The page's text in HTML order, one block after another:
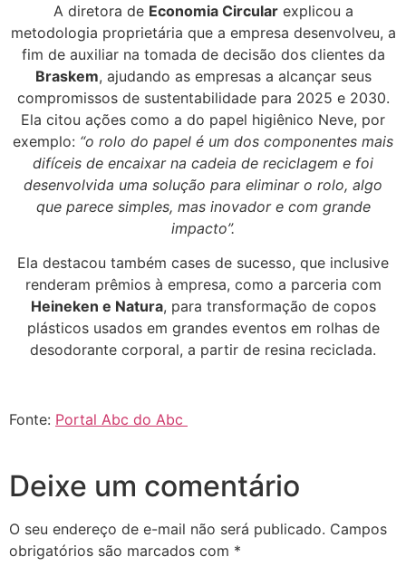
A diretora de Economia Circularexplicou a
metodologia proprietária que a empresa desenvolveu, a
fim de auxiliar na tomada de decisão dos clientes da
Braskem, ajudando as empresas a alcançar seus
compromissos de sustentabilidade para 2025 e 2030.
Ela citou ações como a do papel higiênico Neve, por
exemplo: “o rolo do papel é um dos componentes mais
difíceis de encaixar na cadeia de reciclagem e foi
desenvolvida uma solução para eliminar o rolo, algo
que parece simples, mas inovador e com grande
impacto”.
Ela destacou também cases de sucesso, que inclusive
renderam prêmios à empresa, como a parceria com
Heineken e Natura, para transformação de copos
plásticos usados em grandes eventos em rolhas de
desodorante corporal, a partir de resina reciclada.
Fonte: Portal Abc do Abc
Deixe um comentário
O seu endereço de e-mail não será publicado. Campos
obrigatórios são marcados com *